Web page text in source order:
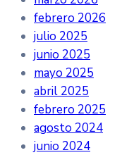
febrero 2026
julio 2025
junio 2025
mayo 2025
abril 2025
febrero 2025
agosto 2024
junio 2024